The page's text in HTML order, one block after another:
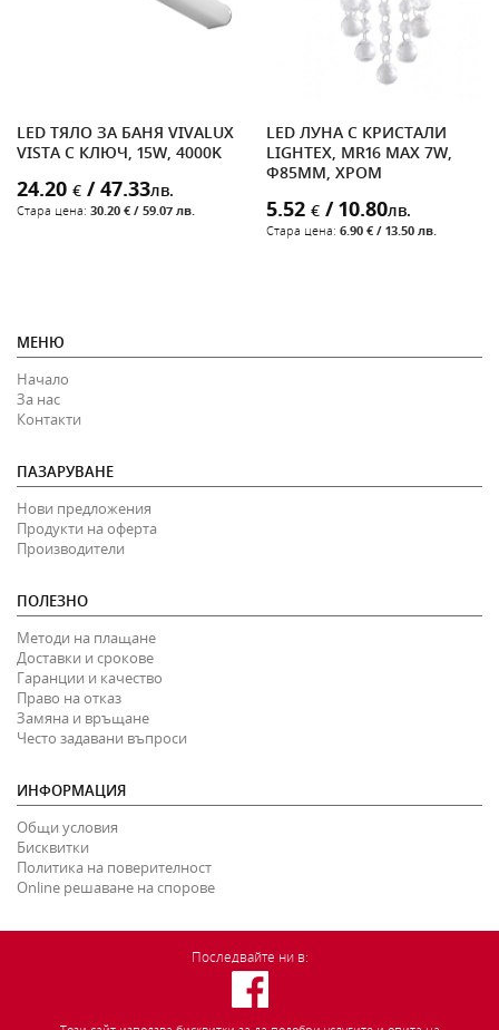
LED ТЯЛО ЗА БАНЯ VIVALUX
VISTA С КЛЮЧ, 15W, 4000K
24.20 € / 47.33лв.
Стара цена: 30.20 € / 59.07 лв.
LED ЛУНА С КРИСТАЛИ
LIGHTEX, MR16 MAX 7W,
Ф85MM, ХРОМ
5.52 € / 10.80лв.
Стара цена: 6.90 € / 13.50 лв.
МЕНЮ
Начало
За нас
Контакти
ПАЗАРУВАНЕ
Нови предложения
Продукти на оферта
Производители
ПОЛЕЗНО
Методи на плащане
Доставки и срокове
Гаранции и качество
Право на отказ
Замяна и връщане
Често задавани въпроси
ИНФОРМАЦИЯ
Общи условия
Бисквитки
Политика на поверителност
Online решаване на спорове
Последвайте ни в: